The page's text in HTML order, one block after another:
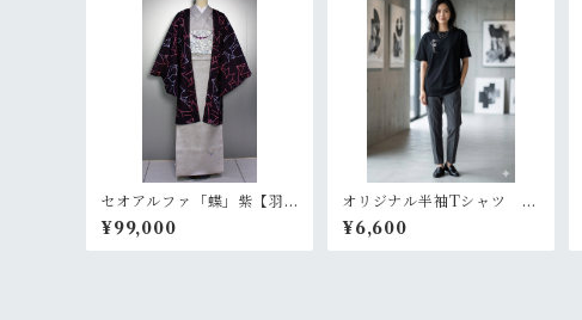
セオアルファ「蝶」紫【羽
織 プレタ 仕立て上が
り】
¥99,000
オリジナル半袖Tシャツ サ
イズS・M 【ikki流デザイ
ン ユニセックス 黒 】
¥6,600